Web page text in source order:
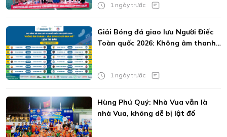
1 ngày trước
Giải Bóng đá giao lưu Người Điếc
Toàn quốc 2026: Không âm thanh
1 ngày trước
Hùng Phú Quý: Nhà Vua vẫn là
nhà Vua, không dễ bị lật đổ